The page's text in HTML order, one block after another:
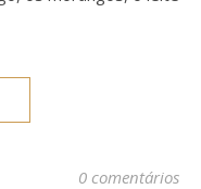
0 comentários